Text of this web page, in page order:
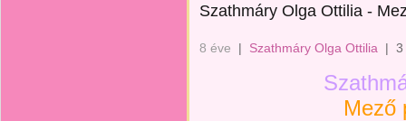
Szathmáry Olga Ottilia -
8 éve | Szathmáry Olga Ottilia | 3
Mező